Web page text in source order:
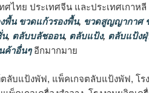
ศไทย ประเทศจีน และประเทศเกา
พื้น ขวดแก้วรองพื้น, ขวดสูญญากาศ
, ตลับบลัชออน, ตลับแป้ง, ตลับแป้ง
ค้าอื่นๆอีกมากมาย
บแป้งพัฟ, แพ็คเกจตลับแป้งพัฟ, โ